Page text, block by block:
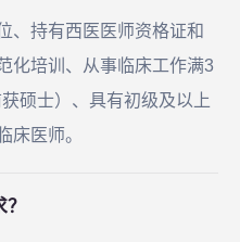
、持有西医医师资格证和
化培训、从事临床工作满3
硕士）、具有初级及以上
床医师。